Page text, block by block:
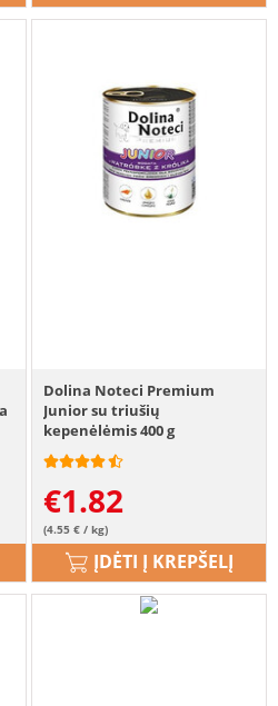
Dolina Noteci Premium
Junior su triušių
kepenėlėmis 400 g
€1.82
(4.55 € / kg)
ĮDĖTI Į KREPŠELĮ